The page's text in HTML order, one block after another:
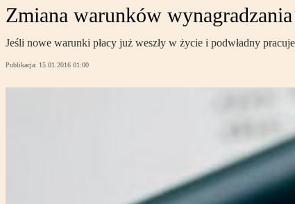
Zmiana warunków
Jeśli nowe warunki płacy już weszły w życie i podwładny
Publikacja: 15.01.2016 01:00